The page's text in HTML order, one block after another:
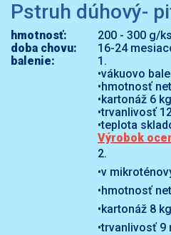
Pstruh dúhový-
hmotnosť:
200 - 300 g/ks
doba chovu:
16-24
balenie:
1.
•vákuovo
•hmotnosť
•kartonáž 6 kg
•trvanlivosť
•teplota
Výrobok
2.
•v
•hmotnosť
•kartonáž 8 kg
•trvanlivosť 9